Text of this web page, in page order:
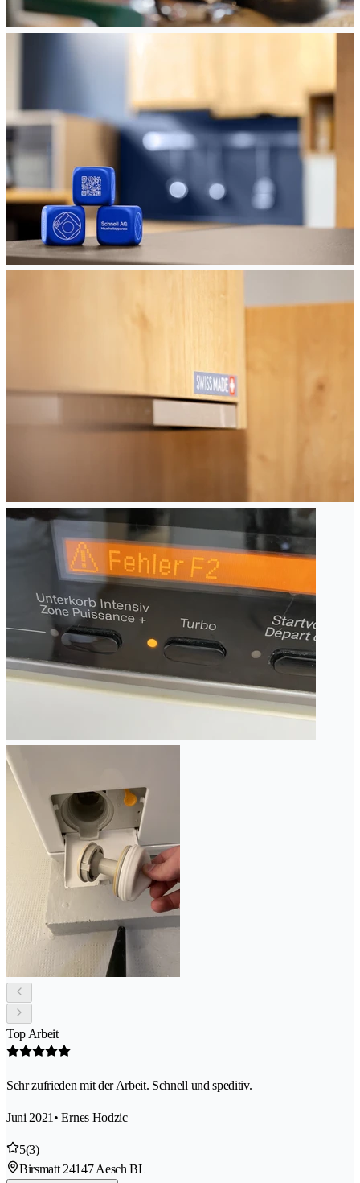
Top Arbeit
Sehr zufrieden mit der Arbeit. Schnell und speditiv.
Juni 2021 • Ernes Hodzic
5(3)
Birsmatt 24147 Aesch BL